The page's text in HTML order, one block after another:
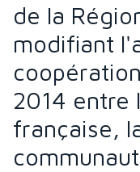
de la
modifiant
2014 entre
française,